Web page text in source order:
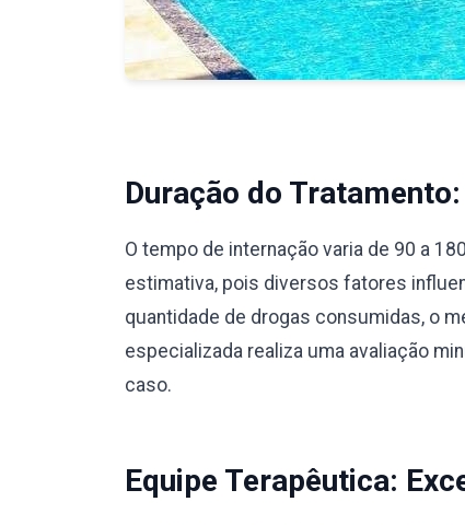
Duração do
O tempo de internação varia de 90 a
estimativa, pois diversos fatores
quantidade de drogas consumidas, o
especializada realiza uma avaliação
caso.
Equipe Terapêutica: